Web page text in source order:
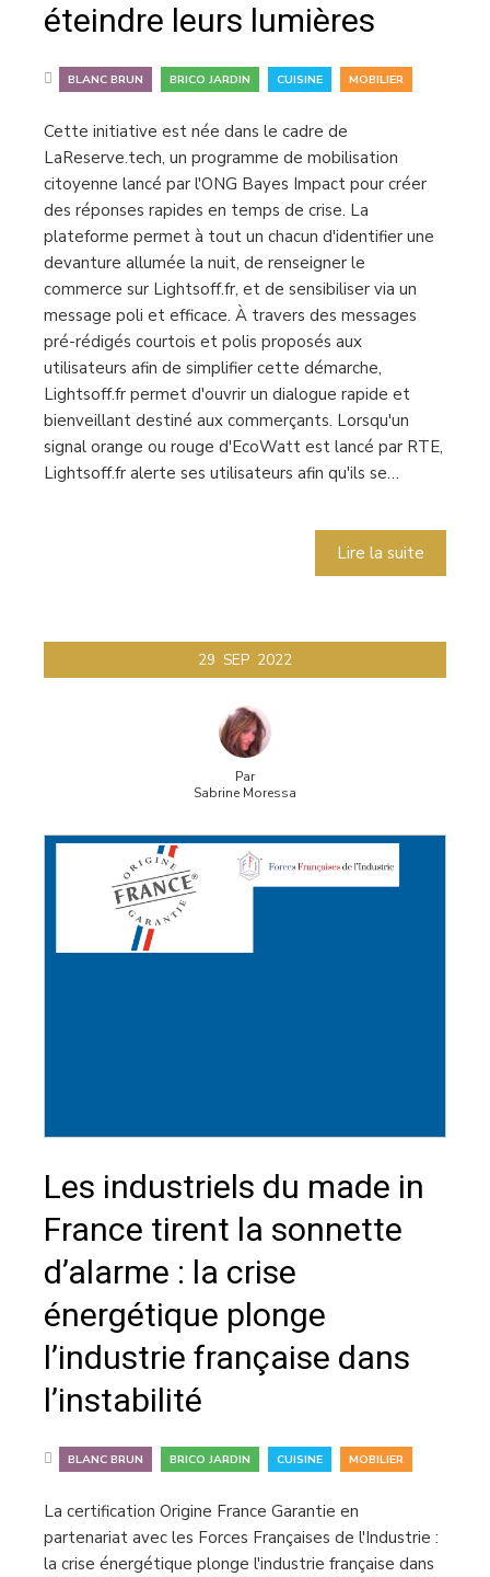
éteindre leurs lumières
BLANC BRUN BRICO JARDIN CUISINE MOBILIER
Cette initiative est née dans le cadre de
LaReserve.tech, un programme de mobilisation
citoyenne lancé par l'ONG Bayes Impact pour créer
des réponses rapides en temps de crise. La
plateforme permet à tout un chacun d'identifier une
devanture allumée la nuit, de renseigner le
commerce sur Lightsoff.fr, et de sensibiliser via un
message poli et efficace. À travers des messages
pré-rédigés courtois et polis proposés aux
utilisateurs afin de simplifier cette démarche,
Lightsoff.fr permet d'ouvrir un dialogue rapide et
bienveillant destiné aux commerçants. Lorsqu'un
signal orange ou rouge d'EcoWatt est lancé par RTE,
Lightsoff.fr alerte ses utilisateurs afin qu'ils se…
Lire la suite
29 SEP 2022
Par
Sabrine Moressa
Les industriels du made in
France tirent la sonnette
d’alarme : la crise
énergétique plonge
l’industrie française dans
l’instabilité
BLANC BRUN BRICO JARDIN CUISINE MOBILIER
La certification Origine France Garantie en
partenariat avec les Forces Françaises de l'Industrie :
la crise énergétique plonge l'industrie française dans